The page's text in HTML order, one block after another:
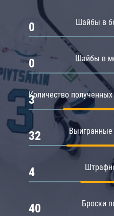
Шайбы в
0
Шайбы в
0
Количество
3
32
4
Броски
40